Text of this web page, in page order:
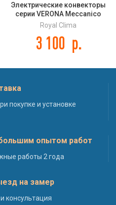
Электрические конвекторы
серии VERONA Meccanico
REC-V1000M
Royal Clima
3 100 р.
покупке и установке
опытом работ
работы 2 года
на замер
консультация